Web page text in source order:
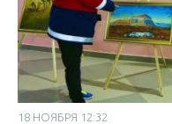
18 НОЯБРЯ 12:32